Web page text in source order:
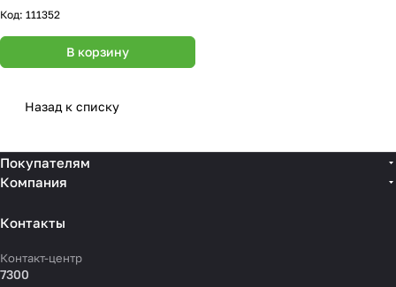
Код: 111352
В корзину
Назад к списку
Покупателям
Компания
Контакты
Контакт-центр
7300